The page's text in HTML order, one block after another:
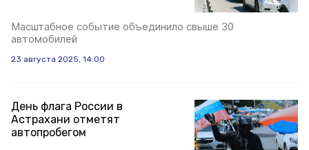
Масштабное событие объединило свыше 30
автомобилей
23 августа 2025, 14:00
День флага России в
Астрахани отметят
автопробегом